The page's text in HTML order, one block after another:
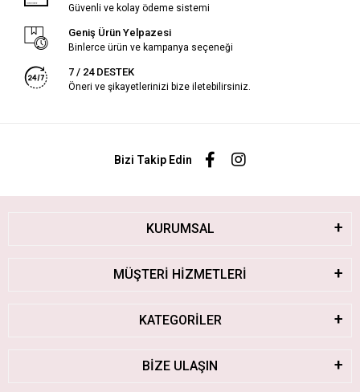
Güvenli ve kolay ödeme sistemi
Geniş Ürün Yelpazesi
Binlerce ürün ve kampanya seçeneği
7 / 24 DESTEK
Öneri ve şikayetlerinizi bize iletebilirsiniz.
Bizi Takip Edin
KURUMSAL
MÜŞTERİ HİZMETLERİ
KATEGORİLER
BİZE ULAŞIN